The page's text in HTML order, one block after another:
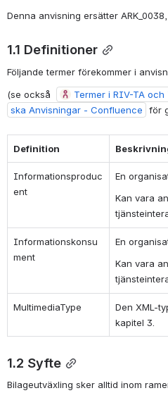
Denna anvisning ersätter
1.1 Definitioner
Följande termer förekommer i
(se också
Termer i RIV-TA
ska Anvisningar - Confluence
för
Definition
Informationsproduc
ent
En
Kan vara
Informationskonsu
ment
En
Kan vara
MultimediaType
Den XML-
kapitel 3.
1.2 Syfte
Bilageutväxling sker alltid inom